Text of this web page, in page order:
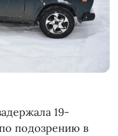
19-
подозрению в